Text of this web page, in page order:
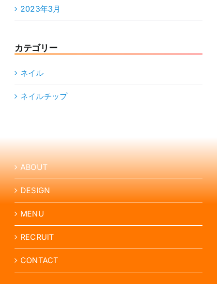
2023年3月
カテゴリー
ネイル
ネイルチップ
ABOUT
DESIGN
MENU
RECRUIT
CONTACT